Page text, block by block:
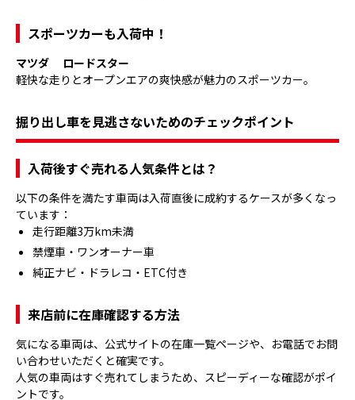
スポーツカーも入荷中！
マツダ ロードスター
軽快な走りとオープンエアの爽快感が魅力のスポーツカー。
掘り出し車を見逃さないためのチェックポイント
入荷後すぐ売れる人気条件とは？
以下の条件を満たす車両は入荷直後に成約するケースが多くなっ
ています：
走行距離3万km未満
禁煙車・ワンオーナー車
純正ナビ・ドラレコ・ETC付き
来店前に在庫確認する方法
気になる車両は、公式サイトの在庫一覧ページや、お電話でお問
い合わせいただくと確実です。
人気の車両はすぐ売れてしまうため、スピーディーな確認がポイ
ントです。